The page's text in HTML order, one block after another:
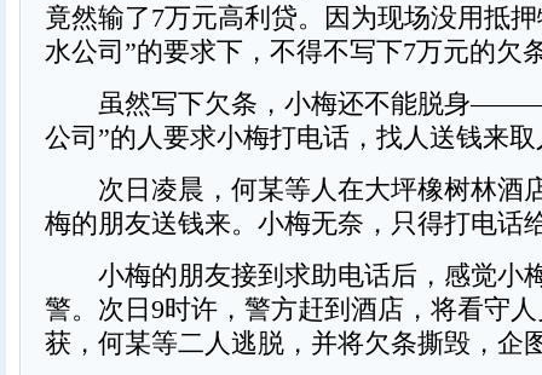
竟然输了7万元高利贷。因为现场没用抵
水公司”的要求下，不得不写下7万元的欠
虽然写下欠条，小梅还不能脱身———
公司”的人要求小梅打电话，找人送钱来
次日凌晨，何某等人在大坪橡树林酒
梅的朋友送钱来。小梅无奈，只得打电话
小梅的朋友接到求助电话后，感觉小
警。次日9时许，警方赶到酒店，将看守
获，何某等二人逃脱，并将欠条撕毁，企